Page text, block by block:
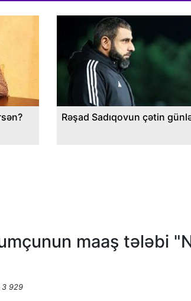
Rəşad Sadıqovun çətin
maaş tələbi
3 929